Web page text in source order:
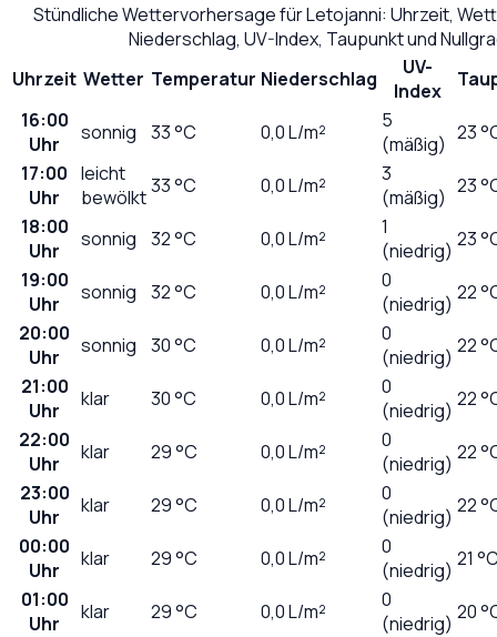
Stündliche Wettervorhersage fürLetojanni: Uhrzeit,
Niederschlag, UV-Index, Taupunkt und
Uhrzeit Wetter Temperatur Niederschlag
UV-
Index
16:00
Uhr
sonnig 33°C 0,0L/m²
5
(mäßig) 23
17:00
Uhr
leicht
bewölkt33°C 0,0L/m²
3
(mäßig) 23
18:00
Uhr
sonnig 32°C 0,0L/m²
1
(niedrig) 23
19:00
Uhr
sonnig 32°C 0,0L/m²
0
(niedrig) 22
20:00
Uhr
sonnig 30°C 0,0L/m²
0
(niedrig) 22
21:00
Uhr
klar 30°C 0,0L/m²
0
(niedrig) 22
22:00
Uhr
klar 29°C 0,0L/m²
0
(niedrig) 22
23:00
Uhr
klar 29°C 0,0L/m²
0
(niedrig) 22
00:00
Uhr
klar 29°C 0,0L/m²
0
(niedrig) 21
01:00
Uhr
klar 29°C 0,0L/m²
0
(niedrig) 20